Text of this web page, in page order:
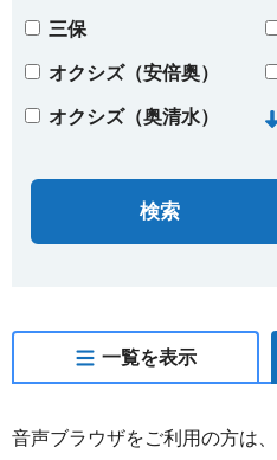
三保
オクシズ（安倍奥）
オクシズ（奥清水）
一覧を表示
音声ブラウザをご利用の方は、